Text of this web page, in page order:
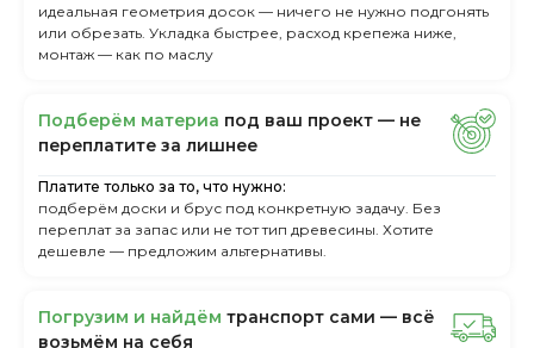
идеальная геометрия досок — ничего не нужно подгонять
или обрезать. Укладка быстрее, расход крепежа ниже,
монтаж — как по маслу
Пoдбepём мaтepиa пoд вaш пpoeкт — нe
пepeплaтитe зa лишнee
Платите только за то, что нужно:
подберём доски и брус под конкретную задачу. Без
переплат за запас или не тот тип древесины. Хотите
дешевле — предложим альтернативы.
Пoгpузим и нaйдём тpaнcпopт caми — вcё
вoзьмём нa ceбя